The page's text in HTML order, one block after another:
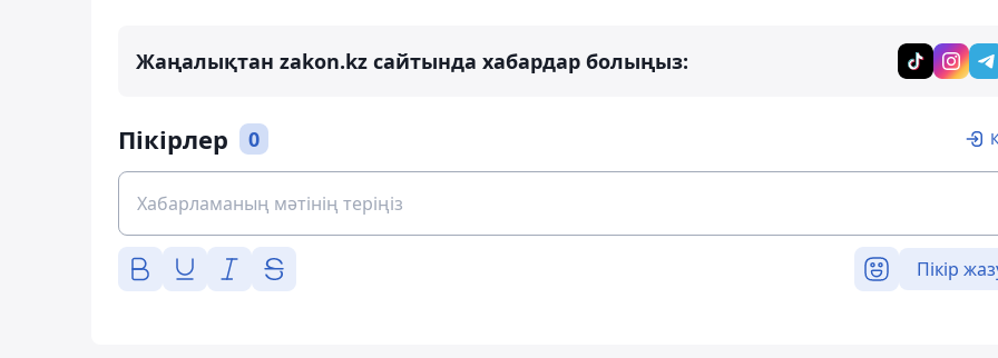
Жаңалықтан zakon.kz сайтында хабардар болыңыз:
Пікірлер 0
Пікір